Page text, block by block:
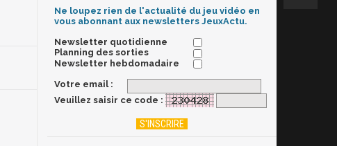
Ne loupez rien de l'actualité du jeu vidéo en
vous abonnant aux newsletters JeuxActu.
Newsletter quotidienne
Planning des sorties
Newsletter hebdomadaire
Votre email :
Veuillez saisir ce code :